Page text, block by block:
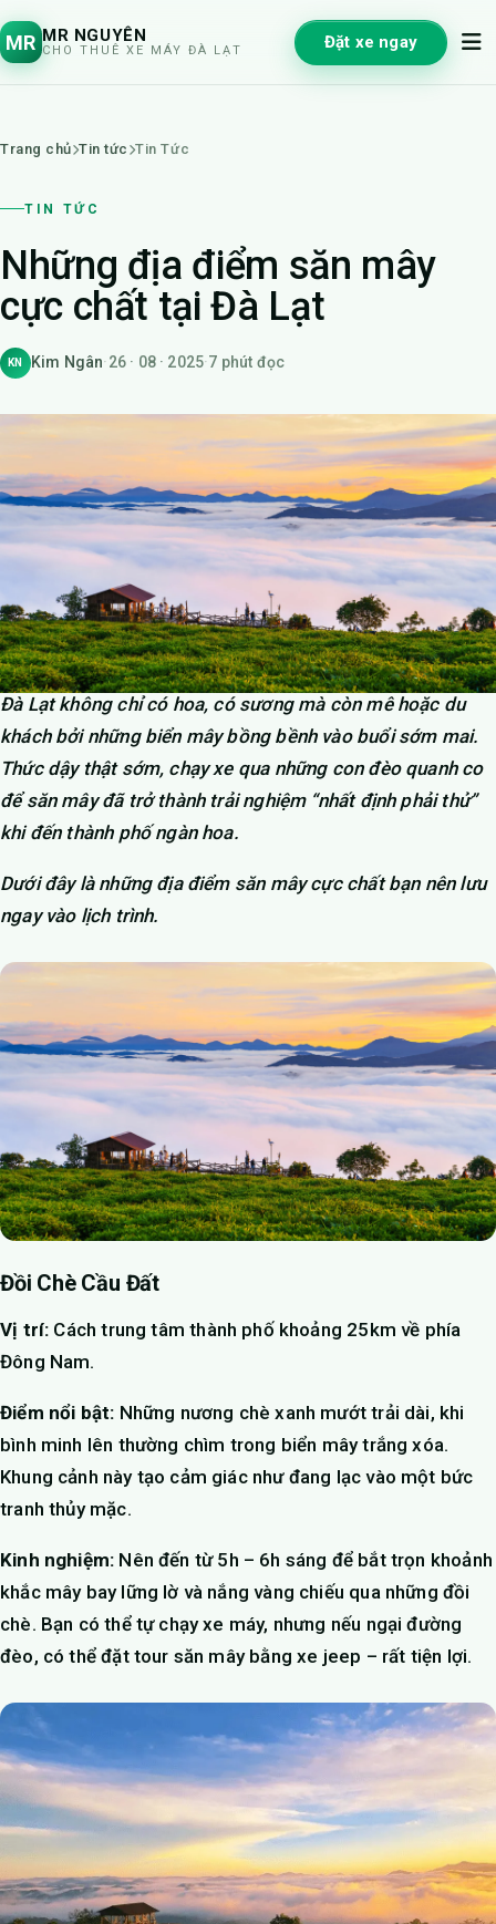
MR MR NGUYÊN
CHO THUÊ XE MÁY ĐÀ LẠT Đặt xe ngay
Trang chủ Tin tức Tin Tức
TIN TỨC
Những địa điểm săn mây
cực chất tại Đà Lạt
KN Kim Ngân·26 · 08 · 2025·7 phút đọc
Đà Lạt không chỉ có hoa, có sương mà còn mê hoặc du
khách bởi những biển mây bồng bềnh vào buổi sớm mai.
Thức dậy thật sớm, chạy xe qua những con đèo quanh co
để săn mây đã trở thành trải nghiệm “nhất định phải thử”
khi đến thành phố ngàn hoa.
Dưới đây là những địa điểm săn mây cực chất bạn nên lưu
ngay vào lịch trình.
Đồi Chè Cầu Đất
Vị trí: Cách trung tâm thành phố khoảng 25km về phía
Đông Nam.
Điểm nổi bật: Những nương chè xanh mướt trải dài, khi
bình minh lên thường chìm trong biển mây trắng xóa.
Khung cảnh này tạo cảm giác như đang lạc vào một bức
tranh thủy mặc.
Kinh nghiệm: Nên đến từ 5h – 6h sáng để bắt trọn khoảnh
khắc mây bay lững lờ và nắng vàng chiếu qua những đồi
chè. Bạn có thể tự chạy xe máy, nhưng nếu ngại đường
đèo, có thể đặt tour săn mây bằng xe jeep – rất tiện lợi.